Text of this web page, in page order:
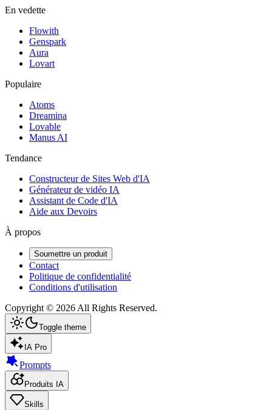
En vedette
Flowith
Genspark
Aura
Lovart
Populaire
Atoms
Dreamina
Lovable
Manus AI
Tendance
Constructeur de Sites Web d'IA
Générateur de vidéo IA
Assistant de Code d'IA
Aide aux Devoirs
À propos
Soumettre un produit
Contact
Politique de confidentialité
Conditions d'utilisation
Copyright © 2026All Rights Reserved.
Toggle theme
IA Pro
Prompts
Produits IA
Skills